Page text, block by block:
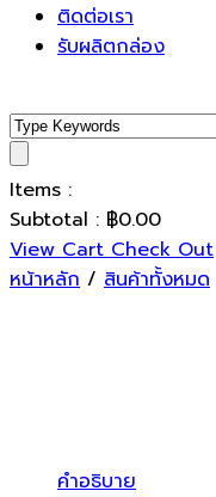
ติดต่อเรา
รับผลิตกล่อง
Items :
Subtotal : ฿0.00
View CartCheck Out
หน้าหลัก / สินค้าทั้งหมด
คำอธิบาย